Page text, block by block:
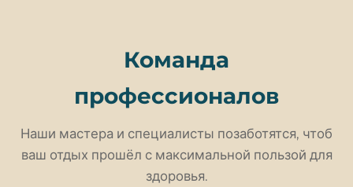
Команда
профессионалов
Наши мастера и специалисты позаботятся, чтоб
ваш отдых прошёл с максимальной пользой для
здоровья.